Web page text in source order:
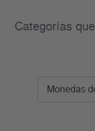
Categorías
Monedas